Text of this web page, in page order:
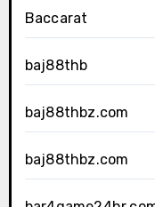
Baccarat
baj88thb
baj88thbz.com
baj88thbz.com